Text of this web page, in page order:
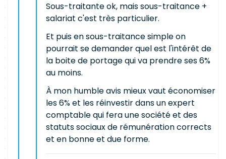
Sous-traitante ok, mais sous-traitance +
salariat c'est très particulier.
Et puis en sous-traitance simple on
pourrait se demander quel est l'intérêt de
la boite de portage qui va prendre ses 6%
au moins.
À mon humble avis mieux vaut économiser
les 6% et les réinvestir dans un expert
comptable qui fera une société et des
statuts sociaux de rémunération corrects
et en bonne et due forme.